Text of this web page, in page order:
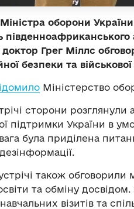
оборони
Грег Міллс
безпеки та військової
Міністерство
сторони розглянули
підтримки України в
була приділена
також
та обміну
навчальних візитів та